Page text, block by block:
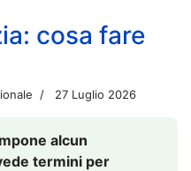
cosa fare
27 Luglio 2026
alcun
termini per